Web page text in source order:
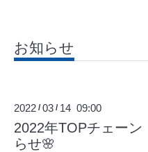
お知らせ
2022 /03 / 14 09:00
2022年TOPチェー
らせ🌸